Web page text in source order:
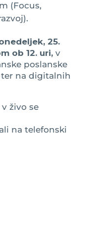
(Focus,
25.
ob 12. uri,v
poslanske
ter na digitalnih
živo se
na telefonski